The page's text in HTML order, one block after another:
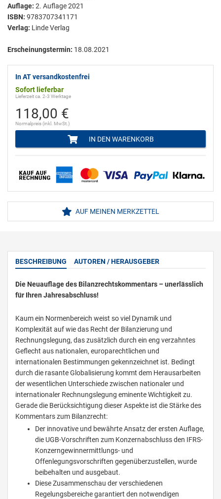
Auflage: 2. Auflage 2021
ISBN: 9783707341171
Verlag: Linde Verlag
Erscheinungstermin: 18.08.2021
In AT versandkostenfrei
Sofort lieferbar
Lieferzeit ca. 2-3 Werktage
118,00 €
Normalpreis (inkl. MwSt.)
IN DEN WARENKORB
AUF MEINEN MERKZETTEL
BESCHREIBUNG AUTOREN / HERAUSGEBER
Die Neuauflage des Bilanzrechtskommentars – unerlässlich
für Ihren Jahresabschluss!
Kaum ein Normenbereich weist so viel Dynamik und
Komplexität auf wie das Recht der Bilanzierung und
Rechnungslegung, das zusätzlich durch ein eng verzahntes
Geflecht aus nationalen, europarechtlichen und
internationalen Bestimmungen gekennzeichnet ist. Bedingt
durch die rasante Globalisierung kommt dem Herausarbeiten
der wesentlichen Unterschiede zwischen nationaler und
internationaler Rechnungslegung eminente Wichtigkeit zu.
Gerade die Berücksichtigung dieser Aspekte ist die Stärke des
Kommentars zum Bilanzrecht:
Der innovative und bewährte Ansatz der ersten Auflage,
die UGB-Vorschriften zum Konzernabschluss den IFRS-
Konzerngewinnermittlungs- und
Offenlegungsvorschriften gegenüberzustellen, wurde
beibehalten und ausgebaut.
Diese Zusammenschau der verschiedenen
Regelungsbereiche garantiert den notwendigen